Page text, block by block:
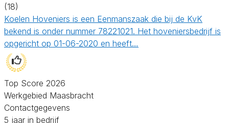
(18)
Koelen Hoveniers is een Eenmanszaak die bij de KvK
bekend is onder nummer 78221021. Het hoveniersbedrijf is
opgericht op 01-06-2020 en heeft…
Top Score 2026
Werkgebied Maasbracht
Contactgegevens
5 jaar in bedrijf